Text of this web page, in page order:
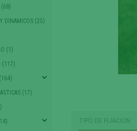
(68)
DINAMICOS (25)
(1)
(117)
(17)
TIPO DE FIJACION